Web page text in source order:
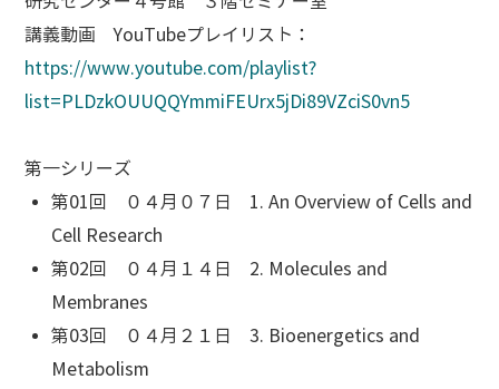
講義動画 YouTubeプレイリスト：
https://www.youtube.com/playlist?
list=PLDzkOUUQQYmmiFEUrx5jDi89VZciS0vn5
第一シリーズ
第01回 ０４月０７日 1. An Overview of Cells and
Cell Research
第02回 ０４月１４日 2. Molecules and
Membranes
第03回 ０４月２１日 3. Bioenergetics and
Metabolism